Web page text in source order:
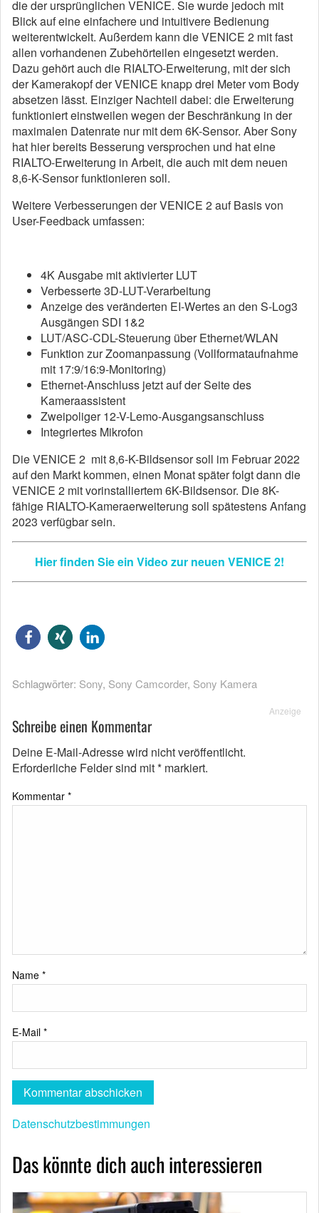
die der ursprünglichen VENICE. Sie wurde jedoch mit
Blick auf eine einfachere und intuitivere Bedienung
weiterentwickelt. Außerdem kann die VENICE 2 mit fast
allen vorhandenen Zubehörteilen eingesetzt werden.
Dazu gehört auch die RIALTO-Erweiterung, mit der sich
der Kamerakopf der VENICE knapp drei Meter vom Body
absetzen lässt. Einziger Nachteil dabei: die Erweiterung
funktioniert einstweilen wegen der Beschränkung in der
maximalen Datenrate nur mit dem 6K-Sensor. Aber Sony
hat hier bereits Besserung versprochen und hat eine
RIALTO-Erweiterung in Arbeit, die auch mit dem neuen
8,6-K-Sensor funktionieren soll.
Weitere Verbesserungen der VENICE 2 auf Basis von
User-Feedback umfassen:
4K Ausgabe mit aktivierter LUT
Verbesserte 3D-LUT-Verarbeitung
Anzeige des veränderten EI-Wertes an den S-Log3
Ausgängen SDI 1&2
LUT/ASC-CDL-Steuerung über Ethernet/WLAN
Funktion zur Zoomanpassung (Vollformataufnahme
mit 17:9/16:9-Monitoring)
Ethernet-Anschluss jetzt auf der Seite des
Kameraassistent
Zweipoliger 12-V-Lemo-Ausgangsanschluss
Integriertes Mikrofon
Die VENICE 2 mit 8,6-K-Bildsensor soll im Februar 2022
auf den Markt kommen, einen Monat später folgt dann die
VENICE 2 mit vorinstalliertem 6K-Bildsensor. Die 8K-
fähige RIALTO-Kameraerweiterung soll spätestens Anfang
2023 verfügbar sein.
Hier finden Sie ein Video zur neuen VENICE 2!
Schlagwörter: Sony, Sony Camcorder, Sony Kamera
Anzeige
Schreibe einen Kommentar
Deine E-Mail-Adresse wird nicht veröffentlicht.
Erforderliche Felder sind mit* markiert.
Kommentar *
Name *
E-Mail *
Datenschutzbestimmungen
Das könnte dich auch interessieren